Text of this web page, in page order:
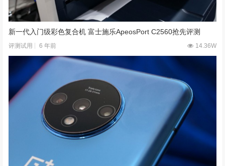
新一代入门级彩色复合机 富士施乐ApeosPort C2560抢先评测
评测试用 6 年前 14.36W